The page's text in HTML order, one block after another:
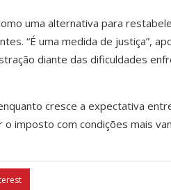
uma alternativa para
“É uma medida de justiça”,
diante das dificuldades
cresce a expectativa
imposto com condições mais